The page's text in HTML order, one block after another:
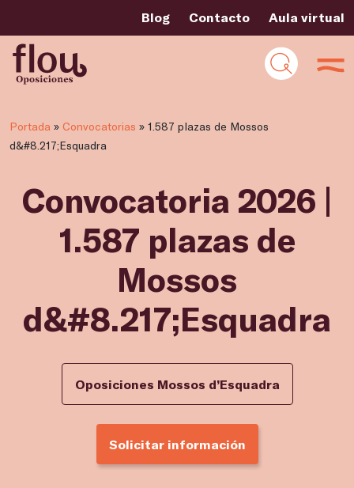
Blog Contacto Aula virtual
Portada » Convocatorias » 1.587 plazas de Mossos
d&#8.217;Esquadra
Convocatoria 2026 |
1.587 plazas de
Mossos
d&#8.217;Esquadra
Oposiciones Mossos d’Esquadra
Solicitar información